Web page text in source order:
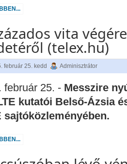
vita
(telex.hu)
február 25. kedd Adminisztrátor
február 25. - Messzire
kutatói Belső-Ázsia
sajtóközleményében.